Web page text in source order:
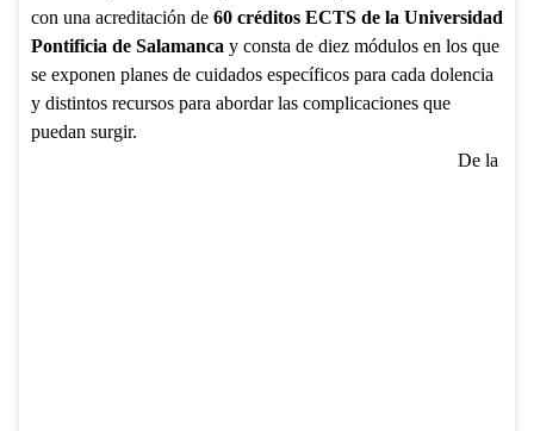
con una acreditación de 60 créditos ECTS de la Universidad
Pontificia de Salamanca y consta de diez módulos en los que
se exponen planes de cuidados específicos para cada dolencia
y distintos recursos para abordar las complicaciones que
puedan surgir.
De la